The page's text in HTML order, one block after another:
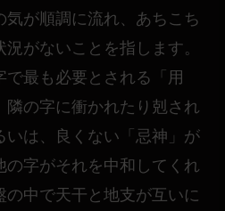
が順調に流れ、あちこち
がないことを指します。
最も必要とされる「用
の字に衝かれたり剋され
いは、良くない「忌神」が
字がそれを中和してくれ
中で天干と地支が互いに